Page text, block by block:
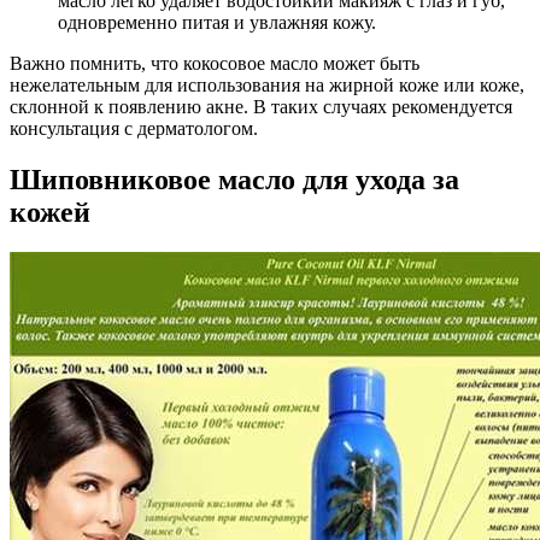
одновременно питая и увлажняя кожу.
Важно помнить, что кокосовое масло может быть
нежелательным для использования на жирной коже или коже,
склонной к появлению акне. В таких случаях рекомендуется
консультация с дерматологом.
Шиповниковое масло для ухода за
кожей